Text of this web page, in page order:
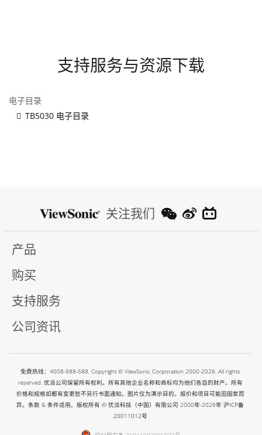
支持服务与资源下载
电子目录
TB5030 电子目录
关注我们
产品
购买
支持服务
公司资讯
免费热线：4008-988-588. Copyright © ViewSonic Corporation 2000-2026. All rights
reserved. 优派公司保留所有权利。所有其他企业名称和商标均为他们各自的财产。所有
价格和规格如都有变更恕不另行书面通知。图片仅为演示目的。报价和项目可能因国家而
异。条款 & 条件适用。版权所有 © 优派科技（中国）有限公司 2000年-2026年沪ICP备
20011012号